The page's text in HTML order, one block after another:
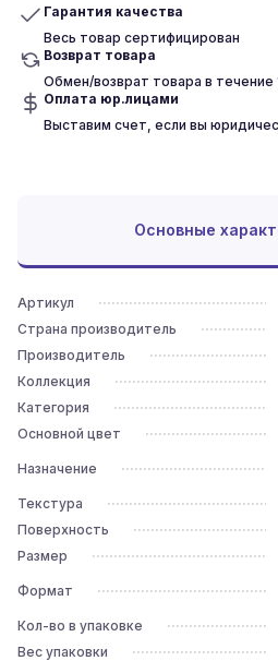
Гарантия качества
Весь товар сертифицирован
Возврат товара
Обмен/возврат товара в течение
Оплата юр.лицами
Выставим счет, если вы
Основные
Артикул
Страна производитель
Производитель
Коллекция
Категория
Основной цвет
Назначение
Текстура
Поверхность
Размер
Формат
Кол-во в упаковке
Вес упаковки